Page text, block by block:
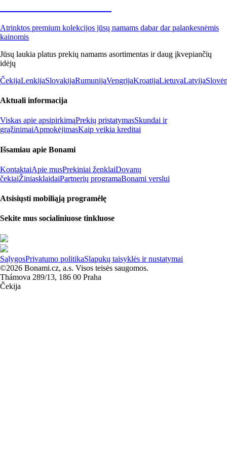
Atrinktos premium kolekcijos jūsų namams dabar dar palankesnėmis
kainomis
Jūsų laukia platus prekių namams asortimentas ir daug įkvepiančių
idėjų
ČekijaLenkijaSlovakijaRumunijaVengrijaKroatijaLietuvaLatvija
Aktuali informacija
Viskas apie apsipirkimąPrekių pristatymasSkundai ir
grąžinimaiApmokėjimasKaip veikia kreditai
Išsamiau apie Bonami
KontaktaiApie musPrekiniai ženklaiDovanų
čekiaiŽiniasklaidaiPartnerių programaBonami verslui
Atsisiųsti mobiliąją programėlę
Sekite mus socialiniuose tinkluose
SąlygosPrivatumo politikaSlapukų taisyklės ir nustatymai
©2026 Bonami.cz, a.s. Visos teisės saugomos.
Thámova 289/13, 186 00 Praha
Čekija